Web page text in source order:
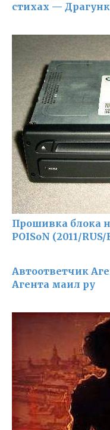
стихах —
Прошивка блока
POISoN (2011/
Автоответчик
Агента маил ру